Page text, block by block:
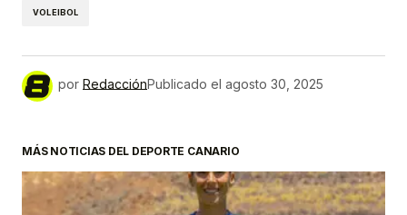
VOLEIBOL
por RedacciónPublicado el agosto 30, 2025
MÁS NOTICIAS DEL DEPORTE CANARIO